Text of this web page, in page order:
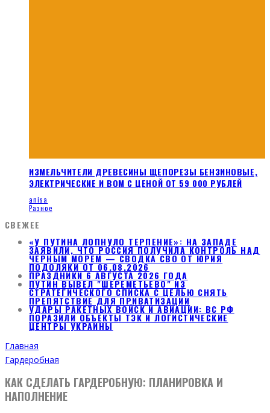
ИЗМЕЛЬЧИТЕЛИ ДРЕВЕСИНЫ ЩЕПОРЕЗЫ БЕНЗИНОВЫЕ,
ЭЛЕКТРИЧЕСКИЕ И ВОМ С ЦЕНОЙ ОТ 59 000 РУБЛЕЙ
anisa
Разное
СВЕЖЕЕ
«У ПУТИНА ЛОПНУЛО ТЕРПЕНИЕ»: НА ЗАПАДЕ
ЗАЯВИЛИ, ЧТО РОССИЯ ПОЛУЧИЛА КОНТРОЛЬ НАД
ЧЕРНЫМ МОРЕМ — СВОДКА СВО ОТ ЮРИЯ
ПОДОЛЯКИ ОТ 06.08.2026
ПРАЗДНИКИ 6 АВГУСТА 2026 ГОДА
ПУТИН ВЫВЕЛ "ШЕРЕМЕТЬЕВО" ИЗ
СТРАТЕГИЧЕСКОГО СПИСКА С ЦЕЛЬЮ СНЯТЬ
ПРЕПЯТСТВИЕ ДЛЯ ПРИВАТИЗАЦИИ
УДАРЫ РАКЕТНЫХ ВОЙСК И АВИАЦИИ: ВС РФ
ПОРАЗИЛИ ОБЪЕКТЫ ТЭК И ЛОГИСТИЧЕСКИЕ
ЦЕНТРЫ УКРАИНЫ
Главная
Гардеробная
КАК СДЕЛАТЬ ГАРДЕРОБНУЮ: ПЛАНИРОВКА И
НАПОЛНЕНИЕ